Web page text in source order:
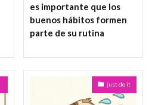
es importante que los
buenos hábitos formen
parte de su rutina
just do it